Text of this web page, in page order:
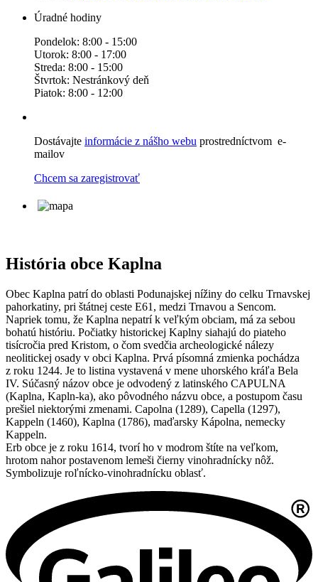
Úradné hodiny
Pondelok: 8:00 - 15:00
Utorok: 8:00 - 17:00
Streda: 8:00 - 15:00
Štvrtok: Nestránkový deň
Piatok: 8:00 - 12:00
Dostávajte informácie z nášho webu prostredníctvom e-
mailov
Chcem sa zaregistrovať
História obce Kaplna
Obec Kaplna patrí do oblasti Podunajskej nížiny do celku Trnavskej
pahorkatiny, pri štátnej ceste E61, medzi Trnavou a Sencom.
Napriek tomu, že Kaplna nepatrí k veľkým obciam, má za sebou
bohatú históriu. Počiatky historickej Kaplny siahajú do piateho
tisícročia pred Kristom, o čom svedčia archeologické nálezy
neolitickej osady v obci Kaplna. Prvá písomná zmienka pochádza
z roku 1244. Je to listina vystavená v mene uhorského kráľa Bela
IV. Súčasný názov obce je odvodený z latinského CAPULNA
(Kaplna, Kapln-ka), ako pôvodného názvu obce, a postupom času
prešiel niektorými zmenami. Capolna (1289), Capella (1297),
Kappeln (1460), Kaplna (1786), maďarsky Kápolna, nemecky
Kappeln.
Erb obce je z roku 1614, tvorí ho v modrom štíte na veľkom,
hrotom nahor postavenom lemeši čierny vinohradnícky nôž.
Symbolizuje roľnícko-vinohradnícku oblasť.